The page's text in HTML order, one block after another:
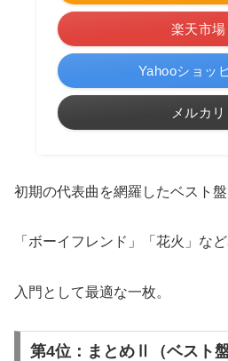
楽天市場
Yahooショッ
メルカリ
初期の代表曲を網羅したベスト盤
「ボーイフレンド」「花火」な
入門として最適な一枚。
第4位：まとめⅡ（ベスト盤